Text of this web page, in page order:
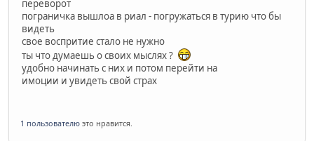
переворот
пограничка вышлоа в риал - погружаться в турию что бы
видеть
свое воспритие стало не нужно
ты что думаешь о своих мыслях ?
удобно начинать с них и потом перейти на
имоции и увидеть свой страх
1 пользователю это нравится.